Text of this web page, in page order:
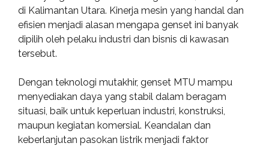
di Kalimantan Utara. Kinerja mesin yang handal dan
efisien menjadi alasan mengapa genset ini banyak
dipilih oleh pelaku industri dan bisnis di kawasan
tersebut.
Dengan teknologi mutakhir, genset MTU mampu
menyediakan daya yang stabil dalam beragam
situasi, baik untuk keperluan industri, konstruksi,
maupun kegiatan komersial. Keandalan dan
keberlanjutan pasokan listrik menjadi faktor